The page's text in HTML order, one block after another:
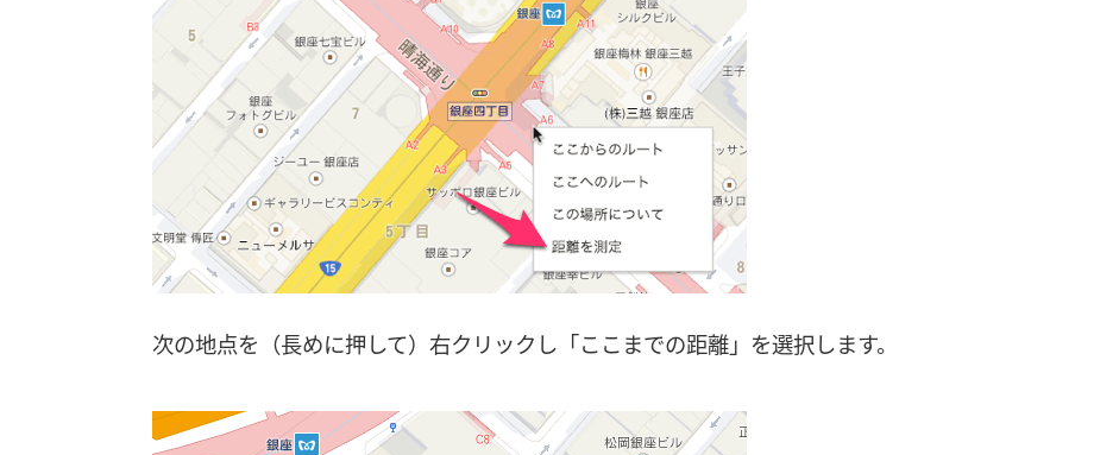
次の地点を（長めに押して）右クリックし「ここまでの距離」を選択します。